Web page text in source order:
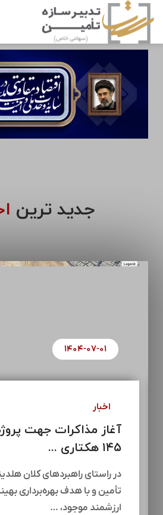
جدید ترین
۱۴۰۴-۰۷-۰۱
اخبار
آغاز مذاکرات جهت
۱۴۵ هکتاری ...
در راستای راهبردهای کلان
تأمین و با هدف بهره‌برداری
ارزشمند موجود، …